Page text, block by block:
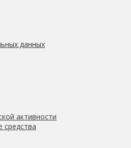
данных
активности
средства